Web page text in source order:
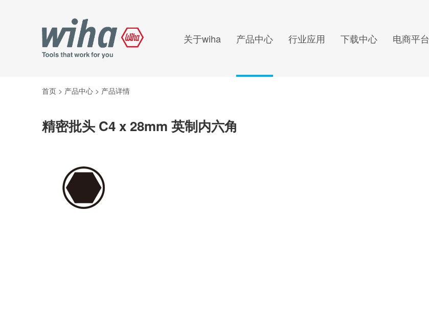
关于wiha 产品中心 行业应用 下载中心 电商平台
首页 > 产品中心 > 产品详情
精密批头 C4 x 28mm 英制内六角